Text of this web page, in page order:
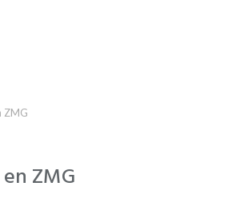
ZMG
ZMG